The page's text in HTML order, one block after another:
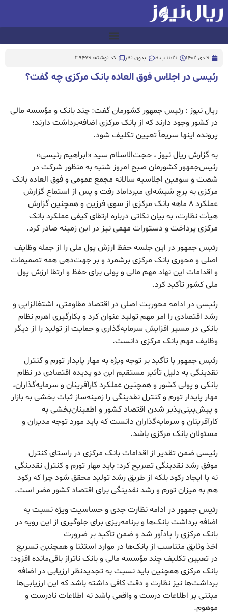
9 دی 1402 11:21 ب.ظ بدون نظر کد نوشته: 39479
رئیسی در اجلاس فوق العاده بانک مرکزی چه گفت؟
ریال نیوز : رئیس جمهور کشورمان گفت: چند بانک و مؤسسه مالی
در کشور وجود دارند که از بانک مرکزی اضافه‌برداشت دارند؛
پرونده اینها سریعاً تعیین تکلیف شود.
به گزارش ریال نیوز ، حجت‌الاسلام سید «ابراهیم رئیسی»
رئیس‌جمهور کشورمان صبح امروز شنبه به منظور شرکت در
شصت و سومین اجلاسیه سالانه مجمع عمومی و فوق العاده بانک
مرکزی به برج شیشه‌ای میرداماد رفت و پس از استماع گزارش
عملکرد ۸ ماهه بانک مرکزی از سوی فرزین و همچنین گزارش
هیأت نظارت، به بیان نکاتی درباره ارتقای کیفی عملکرد بانک
مرکزی پرداخت و دستورات مهمی نیز در این زمینه صادر کرد.
رئیس جمهور در این جلسه حفظ ارزش پول ملی را از جمله وظایف
اصلی و محوری بانک مرکزی برشمرد و بر جهت‌دهی همه تصمیمات
و اقدامات این نهاد مهم مالی و پولی برای حفظ و ارتقا ارزش پول
ملی کشور تأکید کرد.
رئیسی در ادامه محوریت اصلی در اقتصاد مقاومتی، اشتغالزایی و
رشد اقتصادی را امر مهم تولید عنوان کرد و بکارگیری اهرم نظام
بانکی در مسیر افزایش سرمایه‌گذاری و حمایت از تولید را از دیگر
وظایف مهم بانک مرکزی دانست.
رئیس جمهور با تأکید بر توجه ویژه به مهار پایدار تورم و کنترل
نقدینگی به دلیل تأثیر مستقیم این دو پدیده اقتصادی در نظام
بانکی و پولی کشور و همچنین عملکرد کارآفرینان و سرمایه‌گذاران،
مهار پایدار تورم و کنترل نقدینگی را زمینه‌ساز ثبات بخشی به بازار
و پیش‌بینی‌پذیر شدن اقتصاد کشور و اطمینان‌بخشی به
کارآفرینان و سرمایه‌گذاران دانست که باید مورد توجه مدیران و
مسئولان بانک مرکزی باشد.
رئیسی ضمن تقدیر از اقدامات بانک مرکزی در راستای کنترل
موفق رشد نقدینگی تصریح کرد: باید مهار تورم و کنترل نقدینگی
نه با ایجاد رکود بلکه از طریق رشد تولید محقق شود چرا که رکود
هم به میزان تورم و رشد نقدینگی برای اقتصاد کشور مضر است.
رئیس جمهور در ادامه نظارت جدی و حساسیت ویژه نسبت به
اضافه برداشت بانک‌ها و برنامه‌ریزی برای جلوگیری از این رویه در
بانک مرکزی را یادآور شد و ضمن تأکید بر ضرورت
اخذ وثایق متناسب از بانک‌ها در موارد استثنا و همچنین تسریع
در تعیین تکلیف چند مؤسسه مالی و بانک ناتراز باقی‌مانده افزود:
بانک مرکزی همچنین باید نسبت به تجدیدنظر ارزیابی در اضافه
برداشت‌ها نیز نظارت و دقت کافی داشته باشد که این ارزیابی‌ها
مبتنی بر اطلاعات درست و واقعی باشد نه اطلاعات نادرست و
موهوم.